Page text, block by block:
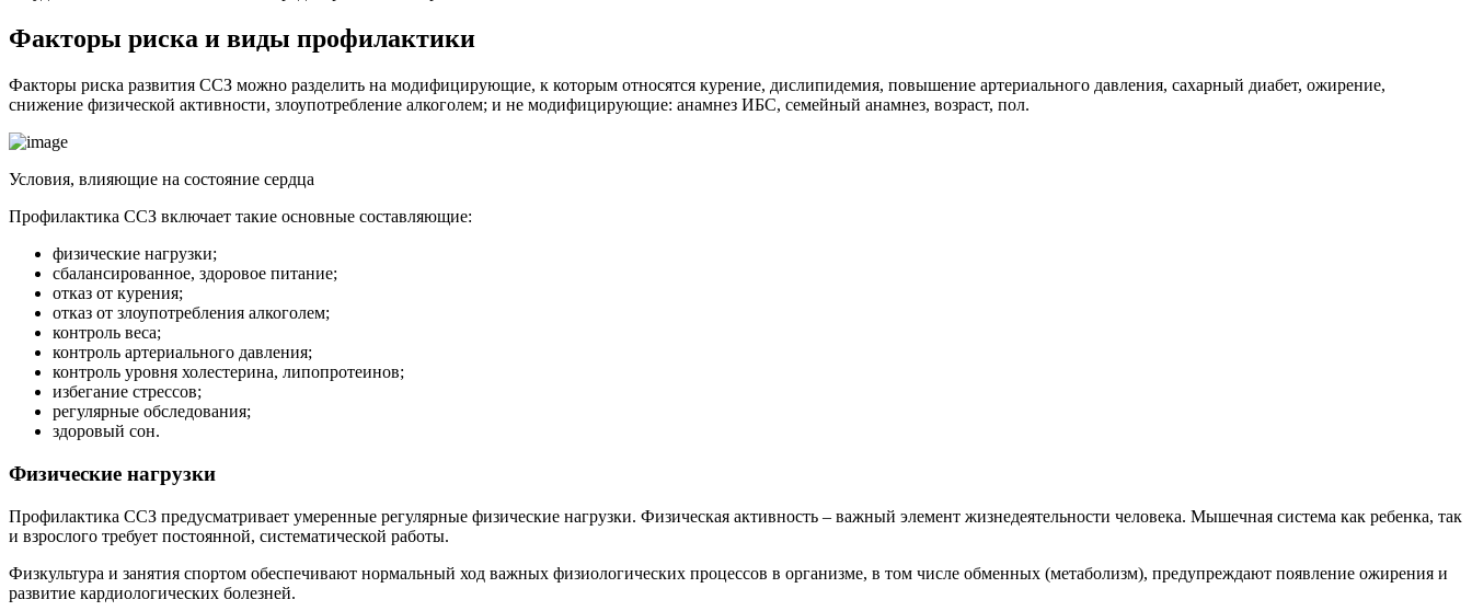
Факторы риска и виды профилактики
Факторы риска развития ССЗ можно разделить на модифицирующие, к которым относятся курение, дислипидемия, повышение артериального давления, сахарный диабет, ожирение,
снижение физической активности, злоупотребление алкоголем; и не модифицирующие: анамнез ИБС, семейный анамнез, возраст, пол.
Условия, влияющие на состояние сердца
Профилактика ССЗ включает такие основные составляющие:
физические нагрузки;
сбалансированное, здоровое питание;
отказ от курения;
отказ от злоупотребления алкоголем;
контроль веса;
контроль артериального давления;
контроль уровня холестерина, липопротеинов;
избегание стрессов;
регулярные обследования;
здоровый сон.
Физические нагрузки
Профилактика ССЗ предусматривает умеренные регулярные физические нагрузки. Физическая активность – важный элемент жизнедеятельности человека. Мышечная система как ребенка, так
и взрослого требует постоянной, систематической работы.
Физкультура и занятия спортом обеспечивают нормальный ход важных физиологических процессов в организме, в том числе обменных (метаболизм), предупреждают появление ожирения и
развитие кардиологических болезней.